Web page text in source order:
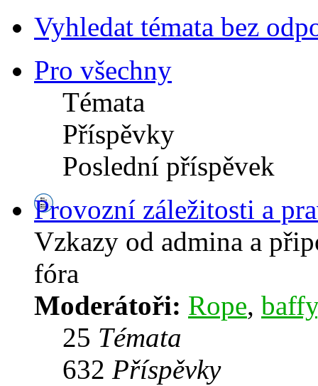
Vyhledat témata bez
Pro všechny
Témata
Příspěvky
Poslední příspěvek
Provozní záležitosti a
Vzkazy od admina a
fóra
Moderátoři: Rope, baffy
25 Témata
632 Příspěvky